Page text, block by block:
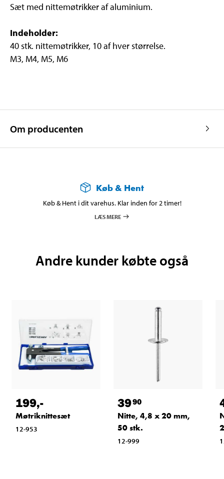
Sæt med nittemøtrikker af aluminium.
Indeholder:
40 stk. nittemøtrikker, 10 af hver størrelse.
M3, M4, M5, M6
Om producenten
Køb & Hent
Køb & Hent i dit varehus. Klar inden for 2 timer!
LÆS MERE
Andre kunder købte også
199,-
Møtriknittesæt
12-953
3990
Nitte, 4,8 x 20 mm,
50 stk.
12-999